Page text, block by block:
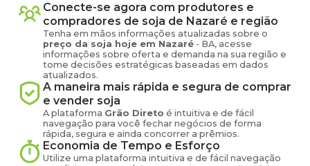
Conecte-se agora com produtores e
compradores de soja de Nazaré e região
Tenha em mãos informações atualizadas sobre o
preço da soja hoje em Nazaré - BA, acesse
informações sobre oferta e demanda na sua região e
tome decisões estratégicas baseadas em dados
atualizados.
A maneira mais rápida e segura de comprar
e vender soja
A plataforma Grão Direto é intuitiva e de fácil
navegação para você fechar negócios de forma
rápida, segura e ainda concorrer a prêmios.
Economia de Tempo e Esforço
Utilize uma plataforma intuitiva e de fácil navegação